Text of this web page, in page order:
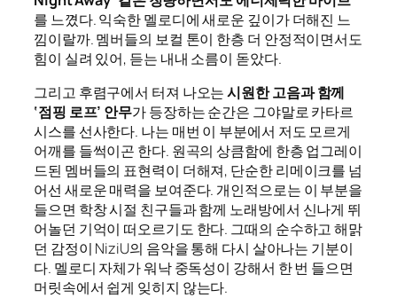
를 느꼈다. 익숙한 멜로디에 새로운 깊이가 더해진 느
낌이랄까. 멤버들의 보컬 톤이 한층 더 안정적이면서도
힘이 실려 있어, 듣는 내내 소름이 돋았다.
그리고 후렴구에서 터져 나오는시원한 고음과 함께
‘점핑 로프’ 안무가 등장하는 순간은 그야말로 카타르
시스를 선사한다. 나는 매번 이 부분에서 저도 모르게
어깨를 들썩이곤 한다. 원곡의 상큼함에 한층 업그레이
드된 멤버들의 표현력이 더해져, 단순한 리메이크를 넘
어선 새로운 매력을 보여준다. 개인적으로는 이 부분을
들으면 학창 시절 친구들과 함께 노래방에서 신나게 뛰
어놀던 기억이 떠오르기도 한다. 그때의 순수하고 해맑
던 감정이 NiziU의 음악을 통해 다시 살아나는 기분이
다. 멜로디 자체가 워낙 중독성이 강해서 한 번 들으면
머릿속에서 쉽게 잊히지 않는다.